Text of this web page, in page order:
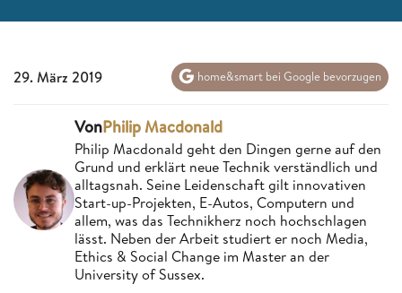
29. März 2019 home&smart bei Google bevorzugen
VonPhilip Macdonald
Philip Macdonald geht den Dingen gerne auf den
Grund und erklärt neue Technik verständlich und
alltagsnah. Seine Leidenschaft gilt innovativen
Start-up-Projekten, E-Autos, Computern und
allem, was das Technikherz noch hochschlagen
lässt. Neben der Arbeit studiert er noch Media,
Ethics & Social Change im Master an der
University of Sussex.